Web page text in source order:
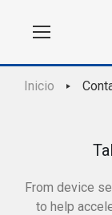
Inicio
From device
to help